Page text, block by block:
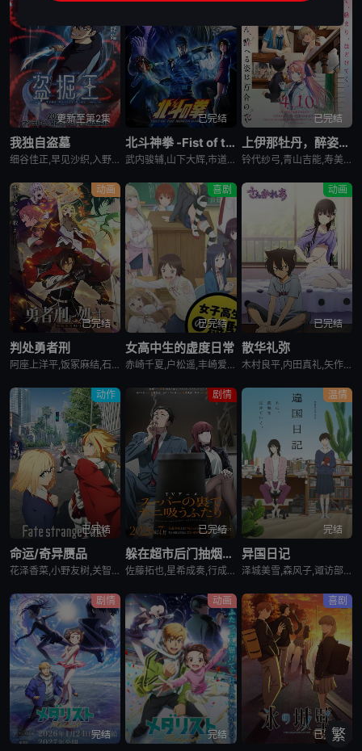
更新至第2集
我独自盗墓
细谷佳正,早见沙织,入野自由,诹访部顺一
已完结
北斗神拳 -Fist of the North Star-
武内骏辅,山下大辉,市道真央
已完结
上伊那牡丹，醉姿如百合
铃代纱弓,青山吉能,寿美菜子,天海由梨奈,富田美忧,河濑茉希
动画
已完结
判处勇者刑
阿座上洋平,饭冢麻结,石上静香,堀江瞬,土岐隼一,上田燿司,松冈祯丞,福岛润,千叶翔也,日笠阳子,中村悠一,大西沙织
喜剧
已完结
女高中生的虚度日常
赤崎千夏,户松遥,丰崎爱生,长绳麻理亚,富田美忧,高桥李依,佐藤聪美,市道真央,兴津和幸,上田丽奈,名冢佳织,落合福嗣,松冈祯丞,岛崎信长
动画
已完结
散华礼弥
木村良平,内田真礼,矢作纱友里,井口裕香,荻野晴朗,石冢运升,西山宏太朗,桑岛法子,岩濑周平,西口杏里沙
动作
已完结
命运/奇异赝品
花泽香菜,小野友树,关智一,诸星堇,小林优,Lynn,小西克幸,内田真礼,森久保祥太郎,羽多野涉,松冈祯丞,堀内贤雄,古贺葵,橘龙丸,浪川大辅,榎木淳弥,咲野俊介
剧情
已完结
躲在超市后门抽烟的两人
佐藤拓也,星希成奏,行成桃姬,丰口惠美,安田陆矢,日笠阳子,高桥伸也
温情
完结
异国日记
泽城美雪,森风子,诹访部顺一,诸星堇,松井惠理子,近藤隆,大原沙耶香
剧情
完结
动画
完结
喜剧
已完结
繁